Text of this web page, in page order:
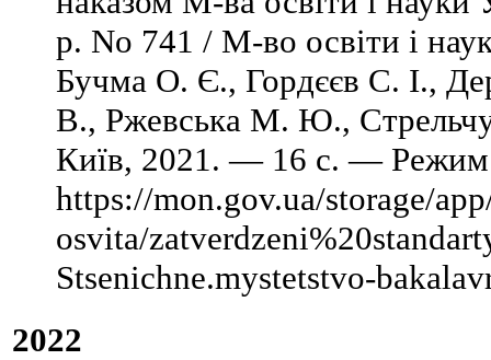
р. No 741 / М-во освіти і
Бучма О. Є., Гордєєв С. І.,
В., Ржевська М. Ю.,
Київ, 2021. — 16 с. — Режим
https://mon.gov.ua/storage/
osvita/
Stsenichne.mystetstvo-
2022